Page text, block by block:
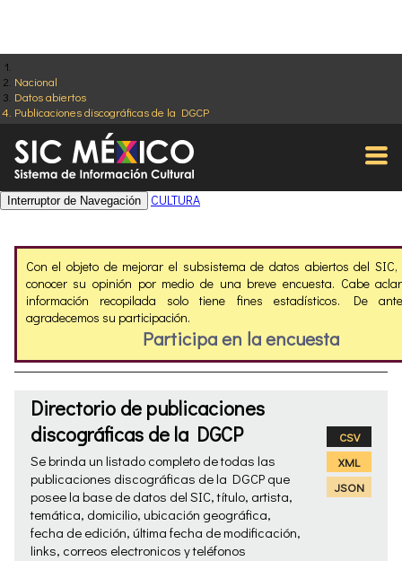
Nacional
Datos abiertos
Publicaciones discográficas de la DGCP
Interruptor de Navegación CULTURA
Con el objeto de mejorar el subsistema de datos abiertos del SIC,
conocer su opinión por medio de una breve encuesta. Cabe
información recopilada solo tiene fines estadísticos. De
agradecemos su participación.
Participa en la encuesta
Directorio de publicaciones
discográficas de la DGCP
Se brinda un listado completo de todas las
publicaciones discográficas de la DGCP que
posee la base de datos del SIC, título, artista,
temática, domicilio, ubicación geográfica,
fecha de edición, última fecha de modificación,
links, correos electronicos y teléfonos
CSV
XML
JSON